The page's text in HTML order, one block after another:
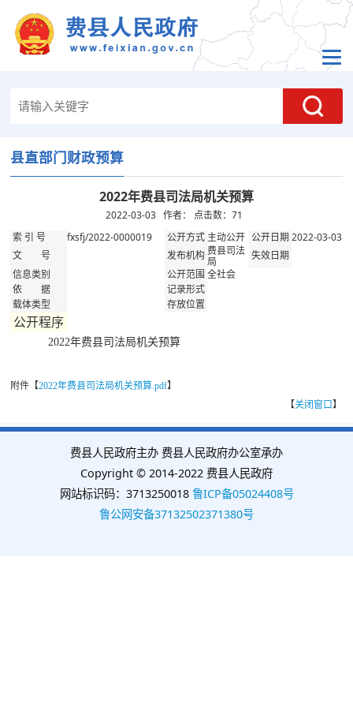
县直部门财政预算
2022年费县司法局机关预算
2022-03-03 作者： 点击数： 71
索 引 号 fxsfj/2022-0000019 公开方式 主动公开 公开日期2022-03-03
文 号 发布机构费县司法
局
失效日期
信息类别
公开范围全社会
依 据
记录形式
载体类型
存放位置
公开程序
2022年费县司法局机关预算
附件【2022年费县司法局机关预算.pdf】
【关闭窗口】
费县人民政府主办 费县人民政府办公室承办
Copyright © 2014-2022 费县人民政府
网站标识码：3713250018 鲁ICP备05024408号
鲁公网安备37132502371380号